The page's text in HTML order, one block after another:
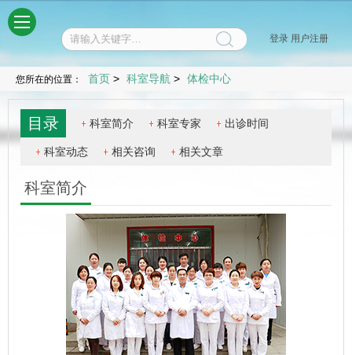
登录 用户注册
您所在的位置： 首页 > 科室导航 > 体检中心
目录 科室简介 科室专家 出诊时间
科室动态 相关咨询 相关文章
科室简介